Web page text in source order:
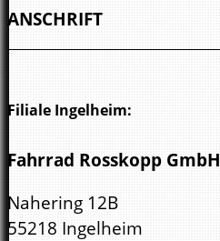
ANSCHRIFT
Filiale Ingelheim:
Fahrrad Rosskopp GmbH
Nahering 12B
55218 Ingelheim